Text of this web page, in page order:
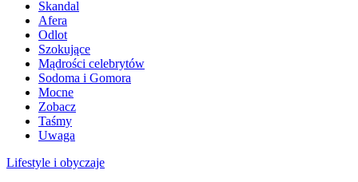
Skandal
Afera
Odlot
Szokujące
Mądrości celebrytów
Sodoma i Gomora
Mocne
Zobacz
Taśmy
Uwaga
Lifestyle i obyczaje